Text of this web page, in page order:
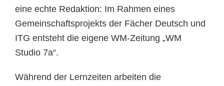
eine echte Redaktion: Im Rahmen eines
Gemeinschaftsprojekts der Fächer Deutsch und
ITG entsteht die eigene WM-Zeitung „WM
Studio 7a“.
Während der Lernzeiten arbeiten die